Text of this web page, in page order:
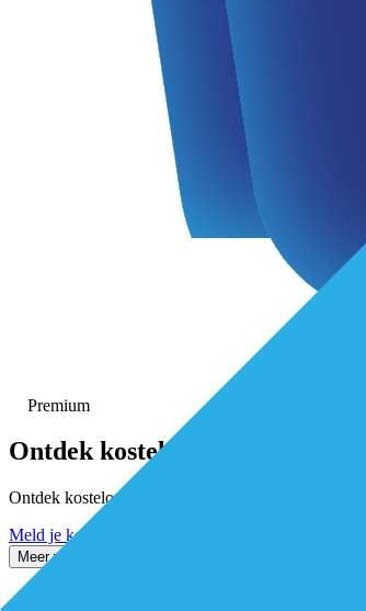
Premium
Ontdekkosteloos
Ontdek kosteloos alle premium artikelen. Activeer
Meld je kosteloos aan
Meer weten? Stel je vraag via de chat
Andere artikelen